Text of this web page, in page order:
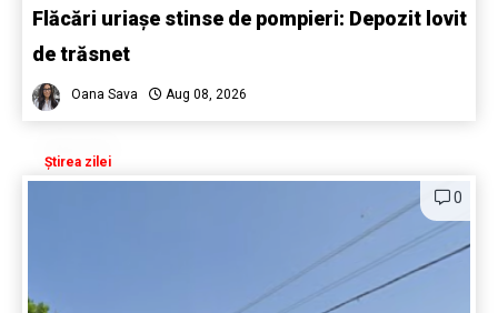
Flăcări uriașe stinse de pompieri: Depozit lovit
de trăsnet
Oana Sava Aug 08, 2026
Știrea zilei
0